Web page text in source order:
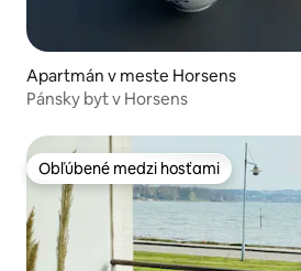
Apartmán v meste Horsens
Pánsky byt v Horsens
Obľúbené medzi hosťami
Obľúbené medzi hosťami